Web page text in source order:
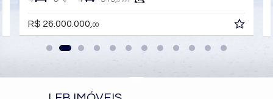
Playground
Brinquedoteca
Quiosque Externo
Automação Predial
Câmeras de Segurança
R$ 26.000.000,00